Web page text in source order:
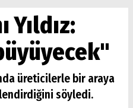
Yıldız:
üreticilerle bir araya
söyledi.